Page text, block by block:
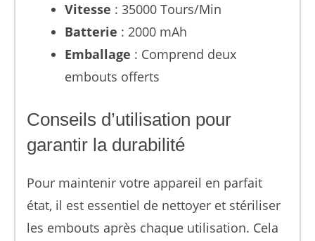
Vitesse : 35000 Tours/Min
Batterie : 2000 mAh
Emballage : Comprend deux
embouts offerts
Conseils d’utilisation pour
garantir la durabilité
Pour maintenir votre appareil en parfait
état, il est essentiel de nettoyer et stériliser
les embouts après chaque utilisation. Cela